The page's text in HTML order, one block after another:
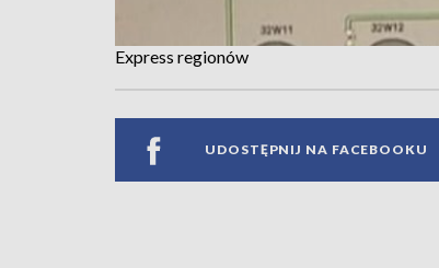
Express regionów
UDOSTĘPNIJ NA FACEBOOKU